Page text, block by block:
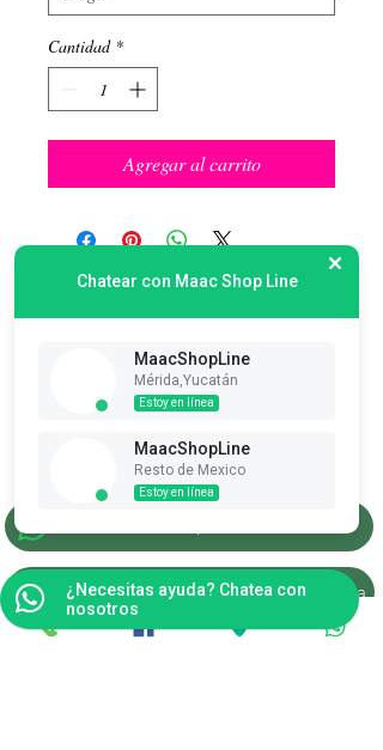
Cantidad *
Agregar al carrito
Suscribete es Gratis
Ver puntos
Resto de la Republica
Chatear con Maac Shop Line
MaacShopLine
Mérida,Yucatán
Estoy en línea
MaacShopLine
Resto de Mexico
Estoy en línea
¿Necesitas ayuda? Chatea con
nosotros